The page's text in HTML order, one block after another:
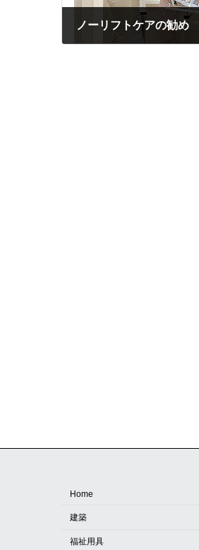
ノーリフトケアの勧め
Home
建築
福祉用具